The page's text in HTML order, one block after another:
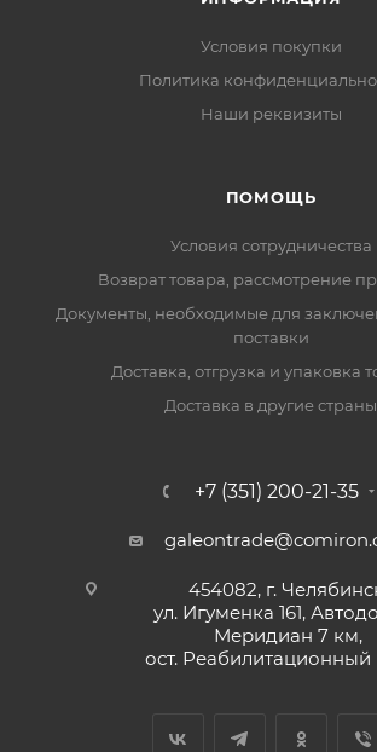
Условия покупки
Политика
Наши реквизиты
ПОМОЩЬ
Условия сотрудничества
Возврат товара, рассмотрение
Документы, необходимые для
поставки
Доставка, отгрузка и упаковка
Доставка в другие страны
+7 (351) 200-21-35
454082, г.
ул. Игуменка 161,
Меридиан 7 км,
ост. Реабилитационный